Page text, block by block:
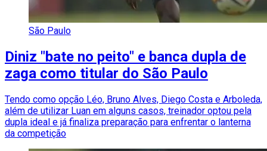
São Paulo
Diniz "bate no peito" e banca dupla de
zaga como titular do São Paulo
Tendo como opção Léo, Bruno Alves, Diego Costa e Arboleda,
além de utilizar Luan em alguns casos, treinador optou pela
dupla ideal e já finaliza preparação para enfrentar o lanterna
da competição